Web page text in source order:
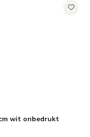
wit onbedrukt